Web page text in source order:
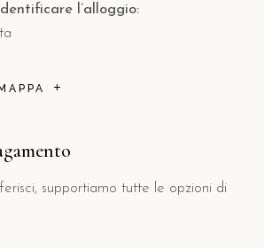
l’alloggio:
supportiamo tutte le opzioni di